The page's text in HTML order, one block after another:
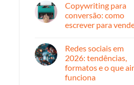
funciona
por
onde
em
local:
como
empresa
no
Google
em
sua
região
Copywriting para
conversão: como
escrever para
em
Copywriting
para
conversão:
como
escrever
Redes sociais em
2026: tendências,
formatos e o que
funciona